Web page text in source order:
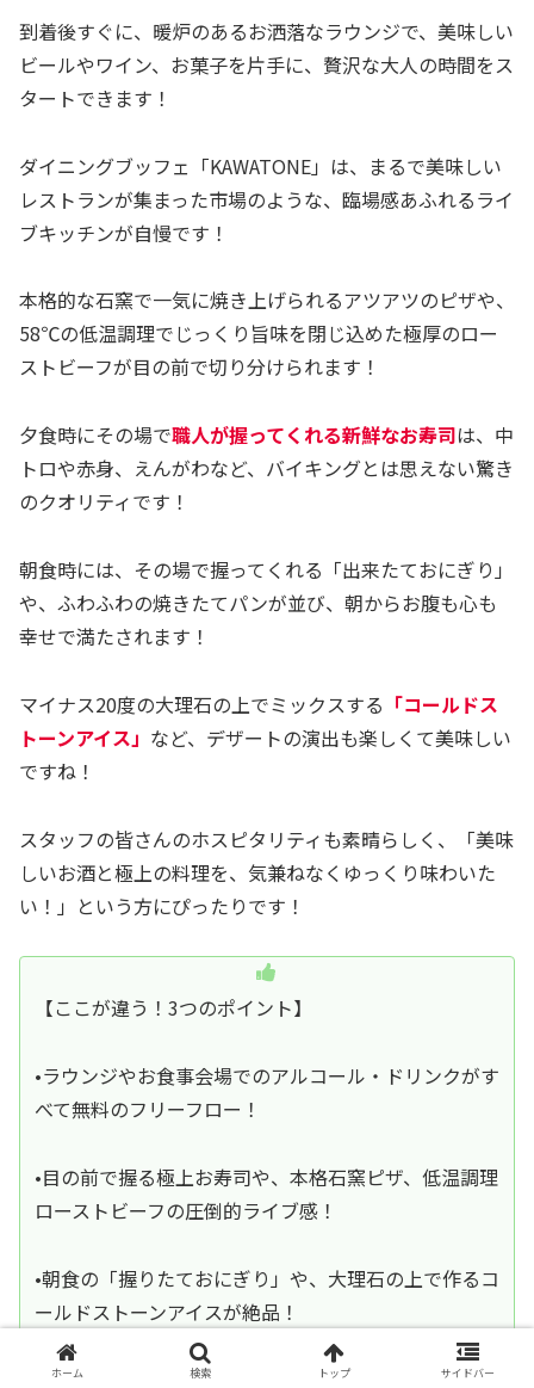
到着後すぐに、暖炉のあるお洒落なラウンジで、美味しい
ビールやワイン、お菓子を片手に、贅沢な大人の時間をス
タートできます！
ダイニングブッフェ「KAWATONE」は、まるで美味しい
レストランが集まった市場のような、臨場感あふれるライ
ブキッチンが自慢です！
本格的な石窯で一気に焼き上げられるアツアツのピザや、
58℃の低温調理でじっくり旨味を閉じ込めた極厚のロー
ストビーフが目の前で切り分けられます！
夕食時にその場で職人が握ってくれる新鮮なお寿司は、中
トロや赤身、えんがわなど、バイキングとは思えない驚き
のクオリティです！
朝食時には、その場で握ってくれる「出来たておにぎり」
や、ふわふわの焼きたてパンが並び、朝からお腹も心も
幸せで満たされます！
マイナス20度の大理石の上でミックスする 「コールドス
トーンアイス」 など、デザートの演出も楽しくて美味しい
ですね！
スタッフの皆さんのホスピタリティも素晴らしく、「美味
しいお酒と極上の料理を、気兼ねなくゆっくり味わいた
い！」という方にぴったりです！
【ここが違う！3つのポイント】
•ラウンジやお食事会場でのアルコール・ドリンクがす
べて無料のフリーフロー！
•目の前で握る極上お寿司や、本格石窯ピザ、低温調理
ローストビーフの圧倒的ライブ感！
•朝食の「握りたておにぎり」や、大理石の上で作るコ
ールドストーンアイスが絶品！
ホーム 検索 トップ サイドバー